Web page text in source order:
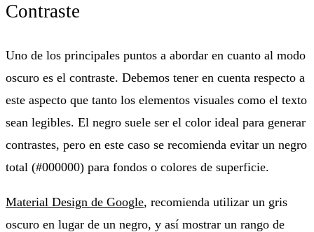
Contraste
Uno de los principales puntos a abordar en cuanto al modo
oscuro es el contraste. Debemos tener en cuenta respecto a
este aspecto que tanto los elementos visuales como el texto
sean legibles. El negro suele ser el color ideal para generar
contrastes, pero en este caso se recomienda evitar un negro
total (#000000) para fondos o colores de superficie.
Material Design de Google, recomienda utilizar un gris
oscuro en lugar de un negro, y así mostrar un rango de